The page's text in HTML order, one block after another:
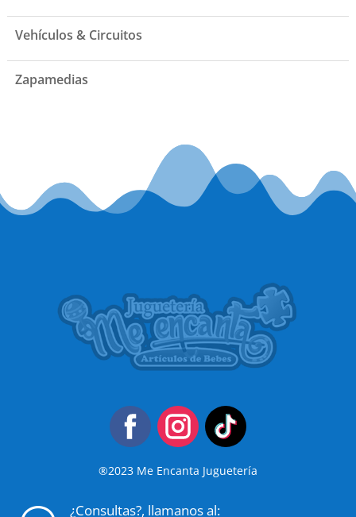
Vehículos & Circuitos
Zapamedias
®2023 Me Encanta Juguetería
¿Consultas?, llamanos al: